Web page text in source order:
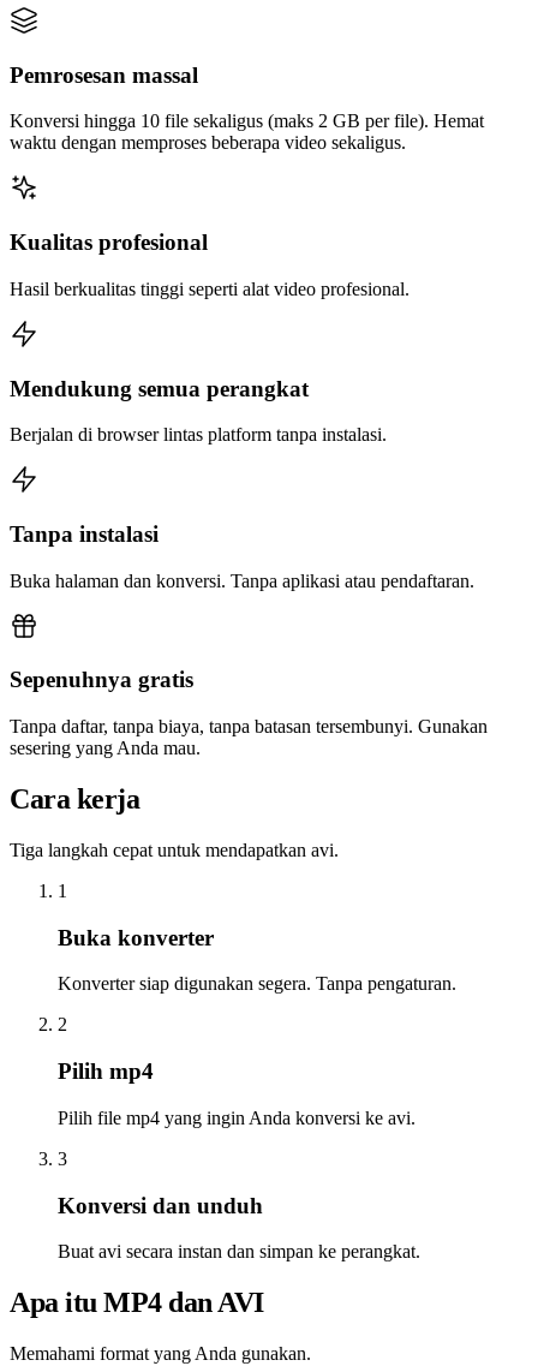
Pemrosesan massal
Konversi hingga 10 file sekaligus (maks 2 GB per file). Hemat
waktu dengan memproses beberapa video sekaligus.
Kualitas profesional
Hasil berkualitas tinggi seperti alat video profesional.
Mendukung semua perangkat
Berjalan di browser lintas platform tanpa instalasi.
Tanpa instalasi
Buka halaman dan konversi. Tanpa aplikasi atau pendaftaran.
Sepenuhnya gratis
Tanpa daftar, tanpa biaya, tanpa batasan tersembunyi. Gunakan
sesering yang Anda mau.
Cara kerja
Tiga langkah cepat untuk mendapatkan avi.
1
Buka konverter
Konverter siap digunakan segera. Tanpa pengaturan.
2
Pilih mp4
Pilih file mp4 yang ingin Anda konversi ke avi.
3
Konversi dan unduh
Buat avi secara instan dan simpan ke perangkat.
Apa itu MP4 dan AVI
Memahami format yang Anda gunakan.